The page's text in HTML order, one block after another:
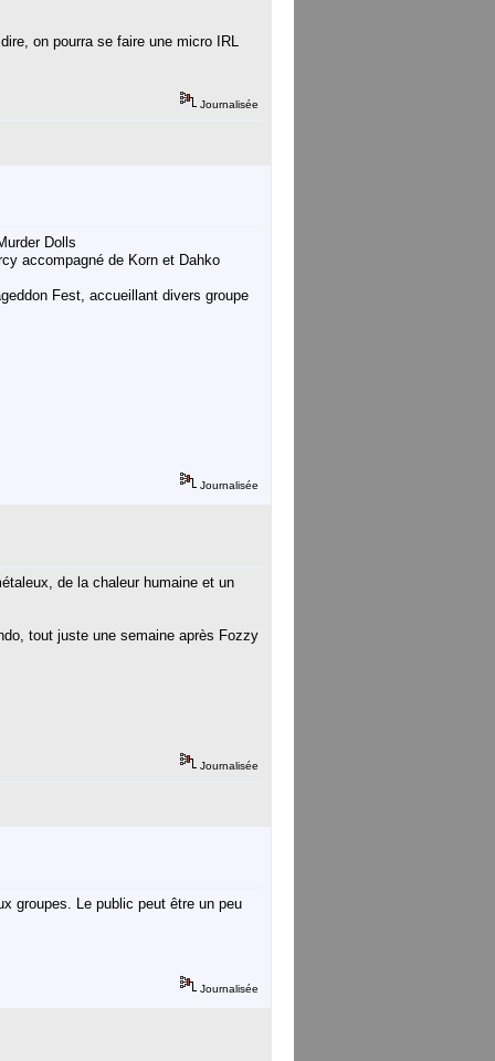
on pourra se faire une micro IRL
Journalisée
Dolls
accompagné de Korn et Dahko
Fest, accueillant divers groupe
Journalisée
de la chaleur humaine et un
tout juste une semaine après Fozzy
Journalisée
groupes. Le public peut être un peu
Journalisée